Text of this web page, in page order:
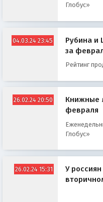
Глобус»
04.03.24 23:45
Рубина и
за
Рейтинг
26.02.24 20:50
Книжные
февраля
Глобус»
26.02.24 15:31
У